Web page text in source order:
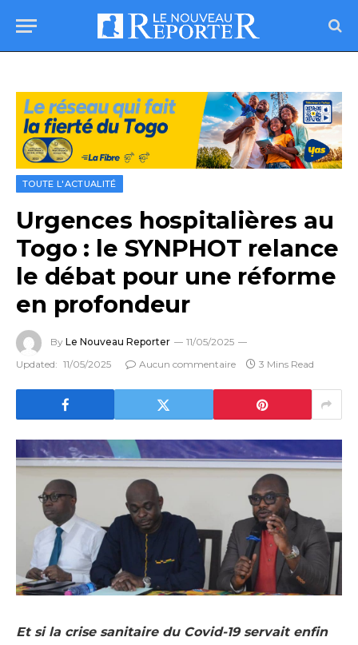
TOUTE L'ACTUALITÉ
Urgences hospitalières au
Togo : le SYNPHOT relance
le débat pour une réforme
en profondeur
By Le Nouveau Reporter
11/05/2025
Updated: 11/05/2025 Aucun commentaire 3 Mins Read
Et si la crise sanitaire du Covid-19 servait enfin